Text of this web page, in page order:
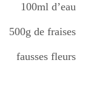
100ml d’eau
500g de fraises
fausses fleurs